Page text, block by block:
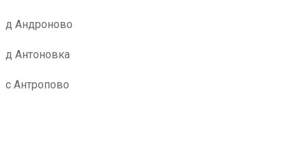
д Андроново
д Антоновка
с Антропово